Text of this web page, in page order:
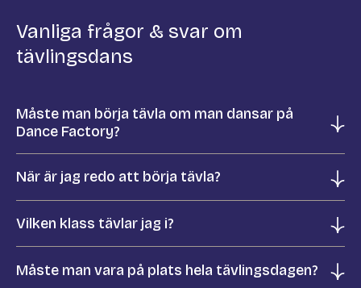
Vanliga frågor & svar om
tävlingsdans
Måste man börja tävla om man dansar på
Dance Factory?
Nej, till skillnad från många andra
där alla förväntas vara med på
tävlandet hos Dance Factory helt
upp till var och en. Att börja tävla
När är jag redo att börja tävla?
När du har ett färdigt
dansa självständigt utan att titta
Vilken klass tävlar jag i?
Alla som tävlar för första gången
Måste man vara på plats hela tävlingsdagen?